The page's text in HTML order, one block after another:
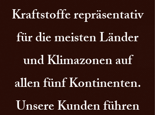
Kraftstoffe repräsentativ
für die meisten Länder
und Klimazonen auf
allen fünf Kontinenten.
Unsere Kunden führen